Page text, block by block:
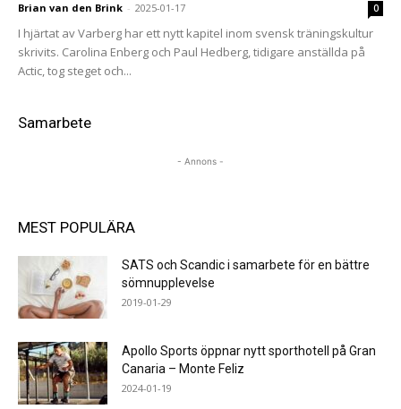
Brian van den Brink - 2025-01-17 0
I hjärtat av Varberg har ett nytt kapitel inom svensk träningskultur
skrivits. Carolina Enberg och Paul Hedberg, tidigare anställda på
Actic, tog steget och...
Samarbete
- Annons -
MEST POPULÄRA
SATS och Scandic i samarbete för en bättre
sömnupplevelse
2019-01-29
Apollo Sports öppnar nytt sporthotell på Gran
Canaria – Monte Feliz
2024-01-19